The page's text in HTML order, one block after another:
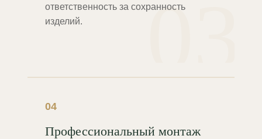
03
ответственность за сохранность
изделий.
04
Профессиональный монтаж